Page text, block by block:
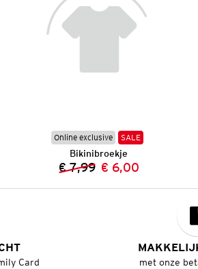
Online exclusive SALE
Bikinibroekje
Vorige prijs:
€ 7,99 Nieuwe prijs:
€ 6,00
Card met onze